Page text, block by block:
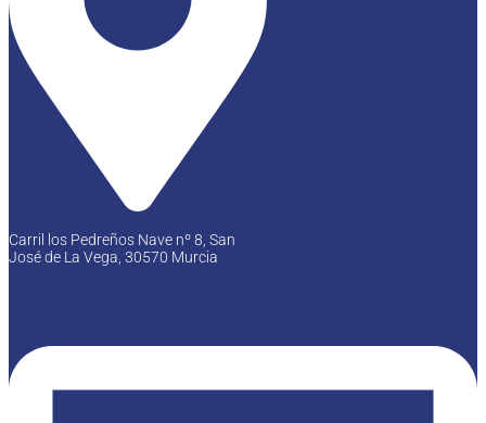
Carril los Pedreños Nave nº 8, San
José de La Vega, 30570 Murcia